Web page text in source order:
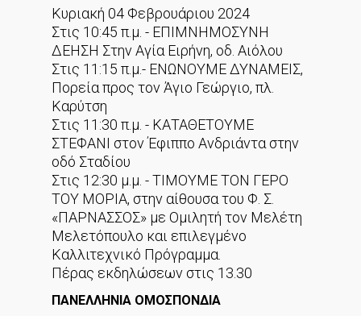
Κυριακή 04 Φεβρουάριου 2024
Στις 10:45 π.μ. - ΕΠΙΜΝΗΜΟΣΥΝΗ
ΔΕΗΣΗ Στην Αγία Ειρήνη, οδ. Αιόλου
Στις 11:15 π.μ.- ΕΝΩΝΟΥΜΕ ΔΥΝΑΜΕΙΣ,
Πορεία προς τον Άγιο Γεώργιο, πλ.
Καρύτση
Στις 11:30 π.μ. - ΚΑΤΑΘΕΤΟΥΜΕ
ΣΤΕΦΑΝΙ στον Έφιππο Ανδριάντα στην
οδό Σταδίου
Στις 12:30 μ.μ. - ΤΙΜΟΥΜΕ ΤΟΝ ΓΕΡΟ
ΤΟΥ ΜΟΡΙΑ, στην αίθουσα του Φ. Σ.
«ΠΑΡΝΑΣΣΟΣ» με Ομιλητή τον Μελέτη
Μελετόπουλο και επιλεγμένο
Καλλιτεχνικό Πρόγραμμα.
Πέρας εκδηλώσεων στις 13.30
ΠΑΝΕΛΛΗΝΙΑ ΟΜΟΣΠΟΝΔΙΑ